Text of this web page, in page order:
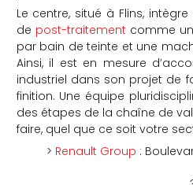
Le centre, situé à Flins,
de post-traitement comme
par bain de teinte et une
Ainsi, il est en mesure
industriel dans son projet de
finition. Une équipe
des étapes de la chaîne de
faire, quel que ce soit votre
> Renault Group :